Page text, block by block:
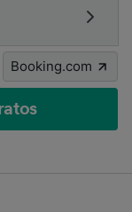
Booking.com